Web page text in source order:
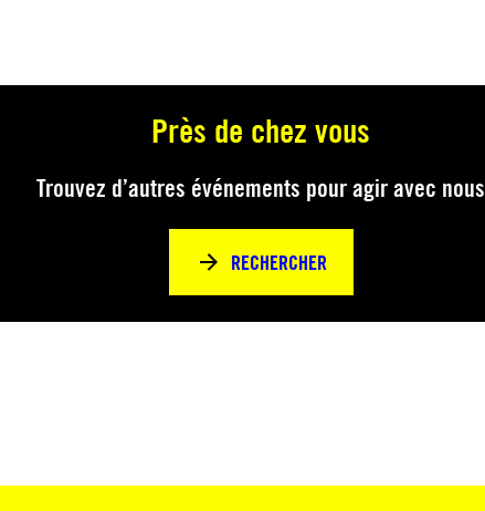
Près de chez vous
Trouvez d’autres événements pour agir avec nous
RECHERCHER